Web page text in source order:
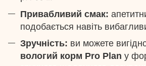
Привабливий смак:
подобається навіть
Зручність: ви можете
вологий корм Pro Plan у